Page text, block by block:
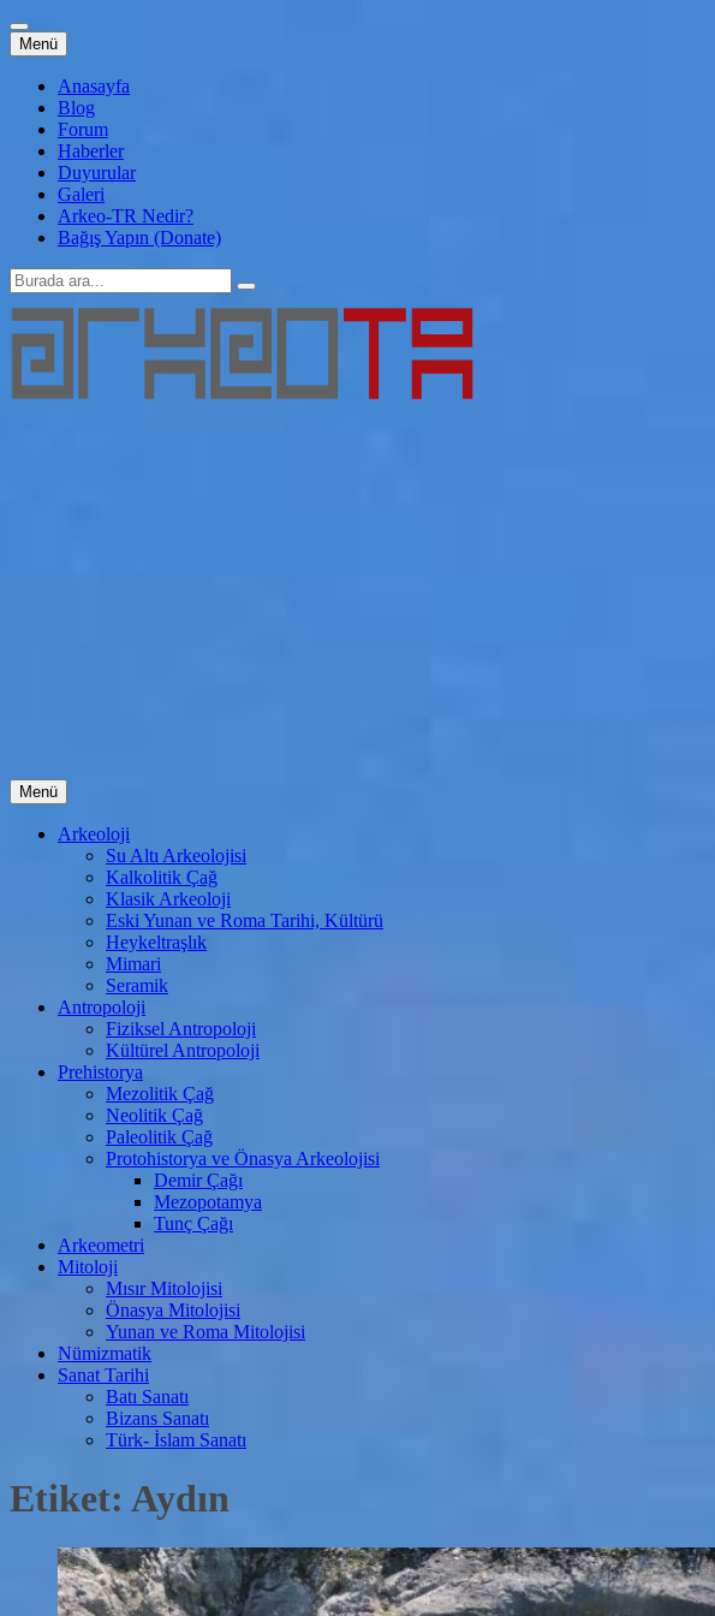
Menü İçeriğe
atla
Anasayfa
Blog
Forum
Haberler
Duyurular
Galeri
Arkeo-TR Nedir?
Bağış Yapın (Donate)
Arama:
Menü İçeriğe
atla
Arkeoloji
Su Altı Arkeolojisi
Kalkolitik Çağ
Klasik Arkeoloji
Eski Yunan ve Roma Tarihi, Kültürü
Heykeltraşlık
Mimari
Seramik
Antropoloji
Fiziksel Antropoloji
Kültürel Antropoloji
Prehistorya
Mezolitik Çağ
Neolitik Çağ
Paleolitik Çağ
Protohistorya ve Önasya Arkeolojisi
Demir Çağı
Mezopotamya
Tunç Çağı
Arkeometri
Mitoloji
Mısır Mitolojisi
Önasya Mitolojisi
Yunan ve Roma Mitolojisi
Nümizmatik
Sanat Tarihi
Batı Sanatı
Bizans Sanatı
Türk- İslam Sanatı
Etiket: Aydın